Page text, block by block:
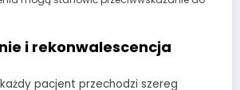
i rekonwalescencja
pacjent przechodzi szereg